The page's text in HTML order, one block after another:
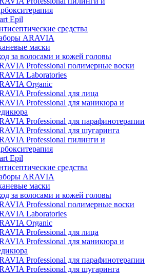
Epil
средства
ARAVIA
маски
за волосами и кожей головы
Professional полимерные воски
Laboratories
Organic
Professional для лица
Professional для маникюра и
Professional для парафинотерапии
Professional для шугаринга
Professional пилинги и
Epil
средства
ARAVIA
маски
за волосами и кожей головы
Professional полимерные воски
Laboratories
Organic
Professional для лица
Professional для маникюра и
Professional для парафинотерапии
Professional для шугаринга